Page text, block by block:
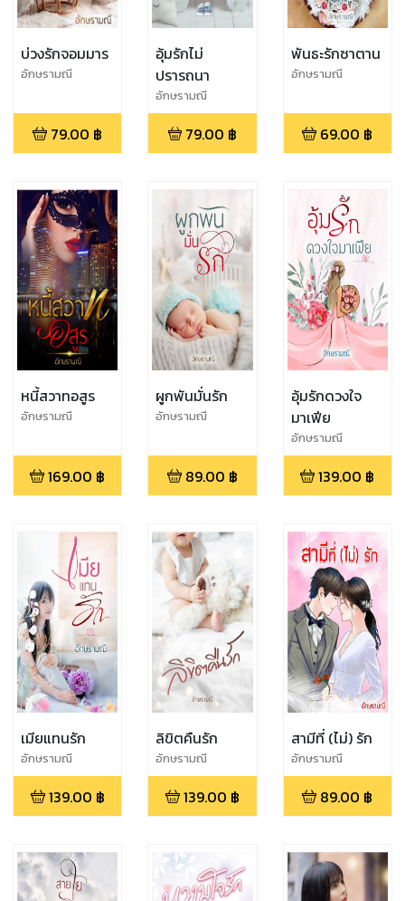
บ่วงรักจอมมาร
อักษรามณี
79.00 ฿
อุ้มรักไม่
ปรารถนา
อักษรามณี
79.00 ฿
พันธะรักซาตาน
อักษรามณี
69.00 ฿
หนี้สวาทอสูร
อักษรามณี
169.00 ฿
ผูกพันมั่นรัก
อักษรามณี
89.00 ฿
อุ้มรักดวงใจ
มาเฟีย
อักษรามณี
139.00 ฿
เมียแทนรัก
อักษรามณี
139.00 ฿
ลิขิตคืนรัก
อักษรามณี
139.00 ฿
สามีที่ (ไม่) รัก
อักษรามณี
89.00 ฿